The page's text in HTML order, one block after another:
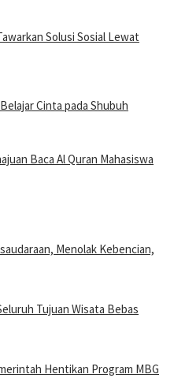
Solusi Sosial Lewat
Cinta pada Shubuh
Baca Al Quran Mahasiswa
Menolak Kebencian,
Tujuan Wisata Bebas
Hentikan Program MBG